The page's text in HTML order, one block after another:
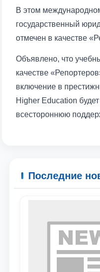
отправить
В этом
государственный
отмечен в качестве
Объявлено, что
качестве
включение в
Higher Education
всестороннюю
Последние